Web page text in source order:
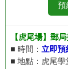
預
【虎尾場】郵
■ 時間： 立即預
■ 地點：虎尾學